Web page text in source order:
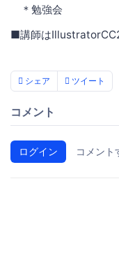
＊勉強会
■講師は
シェア ツイート
コメント
ログイン コメント